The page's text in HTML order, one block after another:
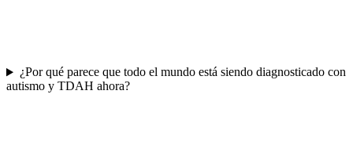
¿Por qué parece que todo el mundo está siendo diagnosticado con
autismo y TDAH ahora?